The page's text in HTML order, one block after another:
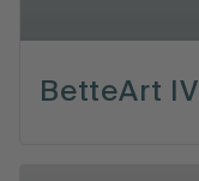
BetteArt IV